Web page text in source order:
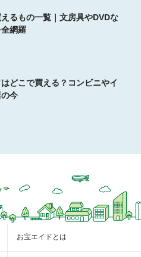
るもの一覧｜文房具やDVDな
網羅
どこで買える？コンビニやイ
今
お宝エイドとは